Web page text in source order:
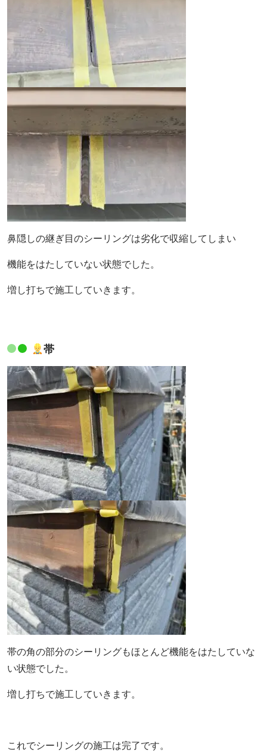
鼻隠しの継ぎ目のシーリングは劣化で収縮してしまい
機能をはたしていない状態でした。
増し打ちで施工していきます。
帯
帯の角の部分のシーリングもほとんど機能をはたしていな
い状態でした。
増し打ちで施工していきます。
これでシーリングの施工は完了です。